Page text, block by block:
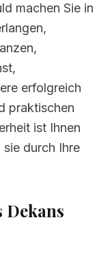
machen Sie in
erfolgreich
praktischen
ist Ihnen
durch Ihre